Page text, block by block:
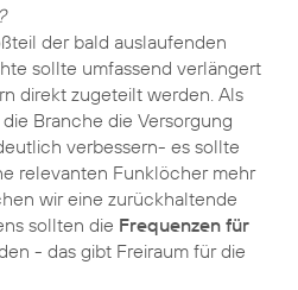
der bald auslaufenden
sollte umfassend verlängert
direkt zugeteilt werden. Als
Branche die Versorgung
verbessern- es sollte
relevanten Funklöcher mehr
wir eine zurückhaltende
sollten die Frequenzen für
- das gibt Freiraum für die